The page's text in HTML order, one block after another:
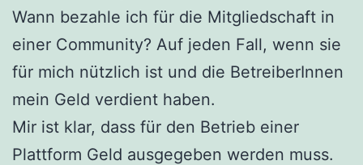
Wann bezahle ich für die Mitgliedschaft in
einer Community? Auf jeden Fall, wenn sie
für mich nützlich ist und die BetreiberInnen
mein Geld verdient haben.
Mir ist klar, dass für den Betrieb einer
Plattform Geld ausgegeben werden muss.